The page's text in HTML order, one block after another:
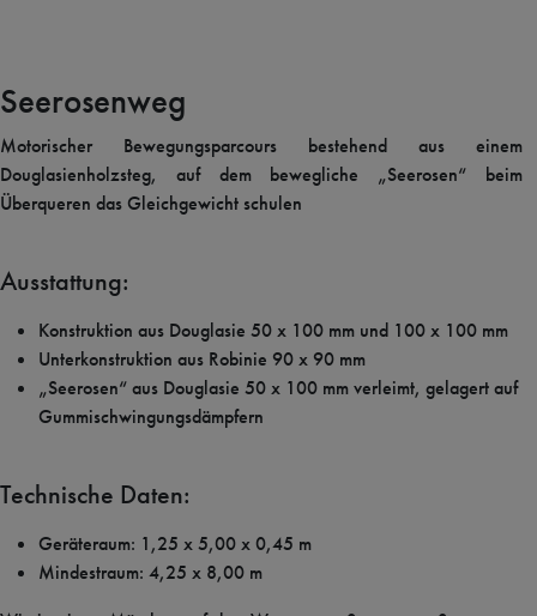
Seerosenweg
Motorischer Bewegungsparcours bestehend aus einem
Douglasienholzsteg, auf dem bewegliche „Seerosen“ beim
Überqueren das Gleichgewicht schulen
Ausstattung:
Konstruktion aus Douglasie 50 x 100 mm und 100 x 100 mm
Unterkonstruktion aus Robinie 90 x 90 mm
„Seerosen“ aus Douglasie 50 x 100 mm verleimt, gelagert auf
Gummischwingungsdämpfern
Technische Daten:
Geräteraum: 1,25 x 5,00 x 0,45 m
Mindestraum: 4,25 x 8,00 m